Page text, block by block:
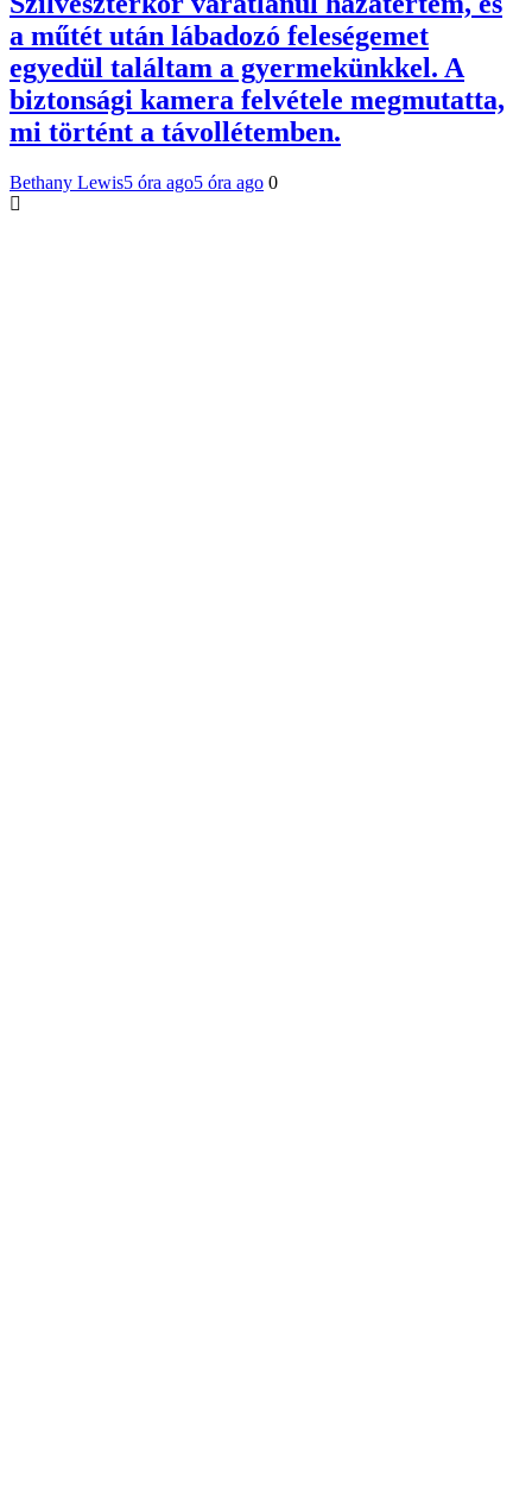
a műtét után lábadozó feleségemet
egyedül találtam a gyermekünkkel. A
biztonsági kamera felvétele megmutatta,
mi történt a távollétemben.
Bethany Lewis5 óra ago5 óra ago 0